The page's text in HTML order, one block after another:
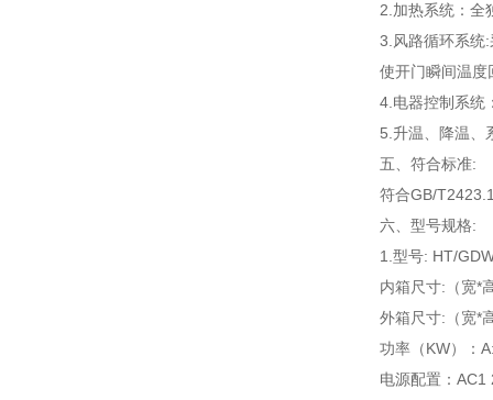
2.加热系统：全
3.风路循环系统
使开门瞬间温度
4.电器控制系统
5.升温、降温、
五、 符合标准:
符合GB/
六、型号规格:
1.型号: HT/
内箱尺寸:（宽*
外箱尺寸:（宽*
功率（KW）：
电源配置：AC1